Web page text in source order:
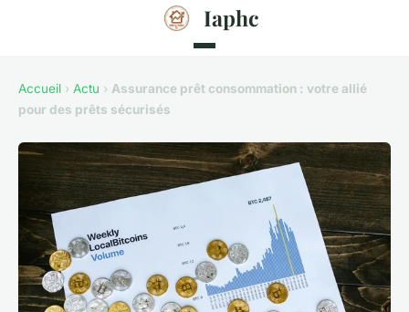
Iaphc
Accueil › Actu › Assurance prêt consommation : votre allié
pour des prêts sécurisés